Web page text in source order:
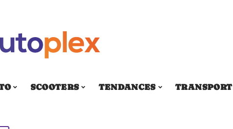
SCOOTERS TENDANCES TRANSPORT